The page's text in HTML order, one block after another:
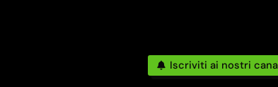
Iscriviti ai nostri